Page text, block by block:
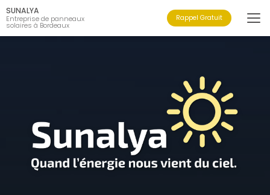
Aller
au
contenu
principal
SUNALYA
Entreprise de panneaux
solaires à Bordeaux
Rappel Gratuit